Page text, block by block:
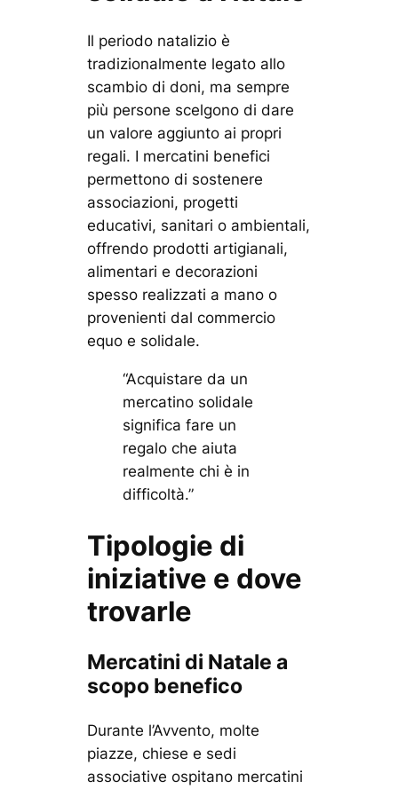
Il periodo natalizio è
tradizionalmente legato allo
scambio di doni, ma sempre
più persone scelgono di dare
un valore aggiunto ai propri
regali. I mercatini benefici
permettono di sostenere
associazioni, progetti
educativi, sanitari o ambientali,
offrendo prodotti artigianali,
alimentari e decorazioni
spesso realizzati a mano o
provenienti dal commercio
equo e solidale.
“Acquistare da un
mercatino solidale
significa fare un
regalo che aiuta
realmente chi è in
difficoltà.”
Tipologie di
iniziative e dove
trovarle
Mercatini di Natale a
scopo benefico
Durante l’Avvento, molte
piazze, chiese e sedi
associative ospitano mercatini